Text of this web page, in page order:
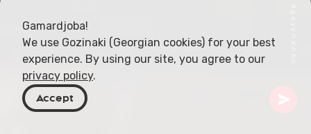
Gamardjoba!
We use Gozinaki (Georgian cookies) for your best
experience. By using our site, you agree to our
privacy policy.
Accept